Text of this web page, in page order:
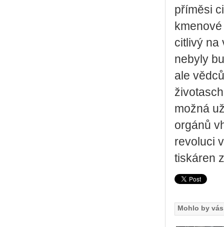
příměsi
citlivý na
nebyly
ale
možná
orgánů
revoluci
tiskáren
Mohlo by